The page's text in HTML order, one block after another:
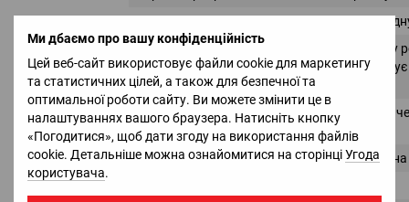
Ми дбаємо про вашу конфіденційність
Цей веб-сайт використовує файли cookie для маркетингу
та статистичних цілей, а також для безпечної та
оптимальної роботи сайту. Ви можете змінити це в
налаштуваннях вашого браузера. Натисніть кнопку
«Погодитися», щоб дати згоду на використання файлів
cookie. Детальніше можна ознайомитися на сторінціУгода
користувача.
Максимальне корисне навантаження на
Підтримує високорівневу та низькорівневу
інтерфейси моделювання, а також
як Isaac SIM
Забезпечує відмінну технічну підтримку,
підтримку екосистеми
Датчик сприйняття: гуманоїдна